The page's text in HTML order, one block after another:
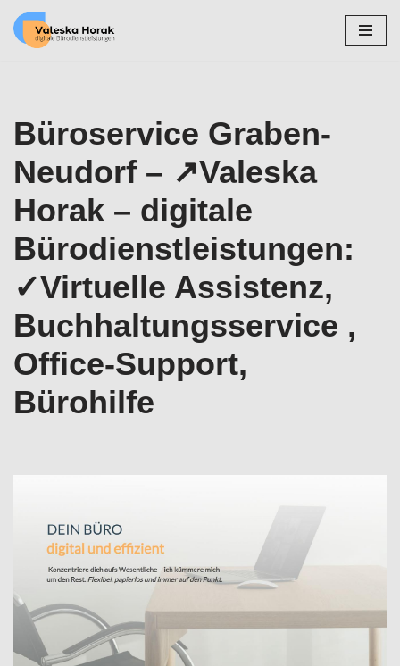
Zum
Büroservice Graben-
Neudorf – ↗️Valeska
Horak – digitale
Bürodienstleistungen:
✓Virtuelle Assistenz,
Buchhaltungsservice ,
Office-Support,
Bürohilfe
✓Virtuelle Assistenz, Buchhaltungsservice , Office-
Support, Bürohilfe. Lokalisieren Sie ✓Virtuelle
Assistenz, ✓Büroservice, ✓Buchhaltungsservice ,
✓Office-Support und ✓Bürohilfe in 76676 Graben-
Neudorf bei Valeska Horak – digitale